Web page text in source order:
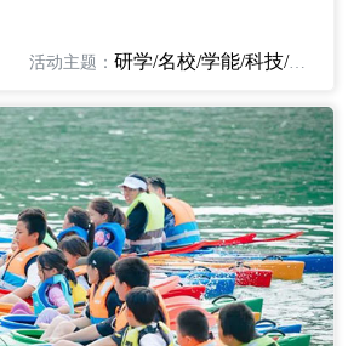
活动主题：研学/名校/学能/科技/机器人